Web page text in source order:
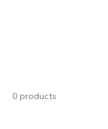
0 products